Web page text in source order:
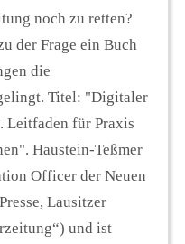
noch zu retten?
der Frage ein Buch
die
Titel: "Digitaler
für Praxis
Haustein-Teßmer
Officer der Neuen
Lausitzer
und ist